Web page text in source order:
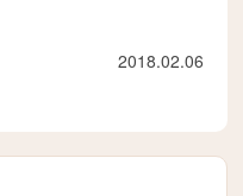
2018.02.06